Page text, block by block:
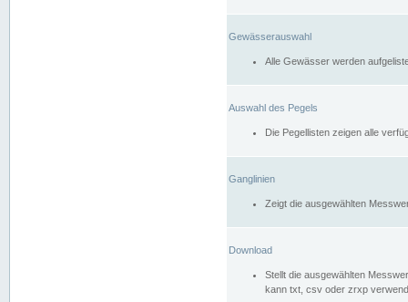
Gewässerauswahl
Alle Gewässer werden
Auswahl des Pegels
Die Pegellisten zeigen alle
Ganglinien
Zeigt die ausgewählten
Download
Stellt die ausgewählten
kann txt, csv oder zrxp